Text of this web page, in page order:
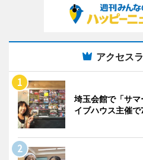
アクセス
埼玉会館で「サ
イブハウス主催